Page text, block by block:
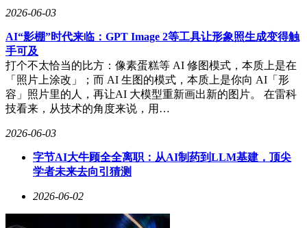
2026-06-03
AI“影棚”时代来临：GPT Image 2等工具让形象照生成变得触
手可及
打个不太恰当的比方：像素蛋糕等 AI 修图模式，本质上是在
「照片上涂改」；而 AI 生图的模式，本质上是你向 AI「形
容」照片里的人，再让AI 大模型重新画出新的图片。 在雷科
技看来，从技术的角度来说，用…
2026-06-03
字节AI大牛顾全全离职：从AI制药到LLM基建，顶尖
学者未来去向引猜测
2026-06-02